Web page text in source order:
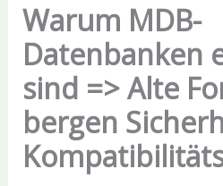
Warum MDB-
Datenbanken
sind => Alte
bergen